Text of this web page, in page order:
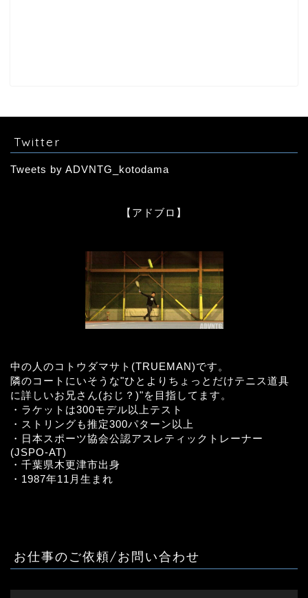
Twitter
Tweets by ADVNTG_kotodama
【アドブロ】
中の人のコトウダマサト(TRUEMAN)です。
隣のコートにいそうな"ひとよりちょっとだけテニス道具
に詳しいお兄さん(おじ？)"を目指してます。
・ラケットは300モデル以上テスト
・ストリングも推定300パターン以上
・日本スポーツ協会公認アスレティックトレーナー
(JSPO-AT)
・千葉県木更津市出身
・1987年11月生まれ
お仕事のご依頼/お問い合わせ